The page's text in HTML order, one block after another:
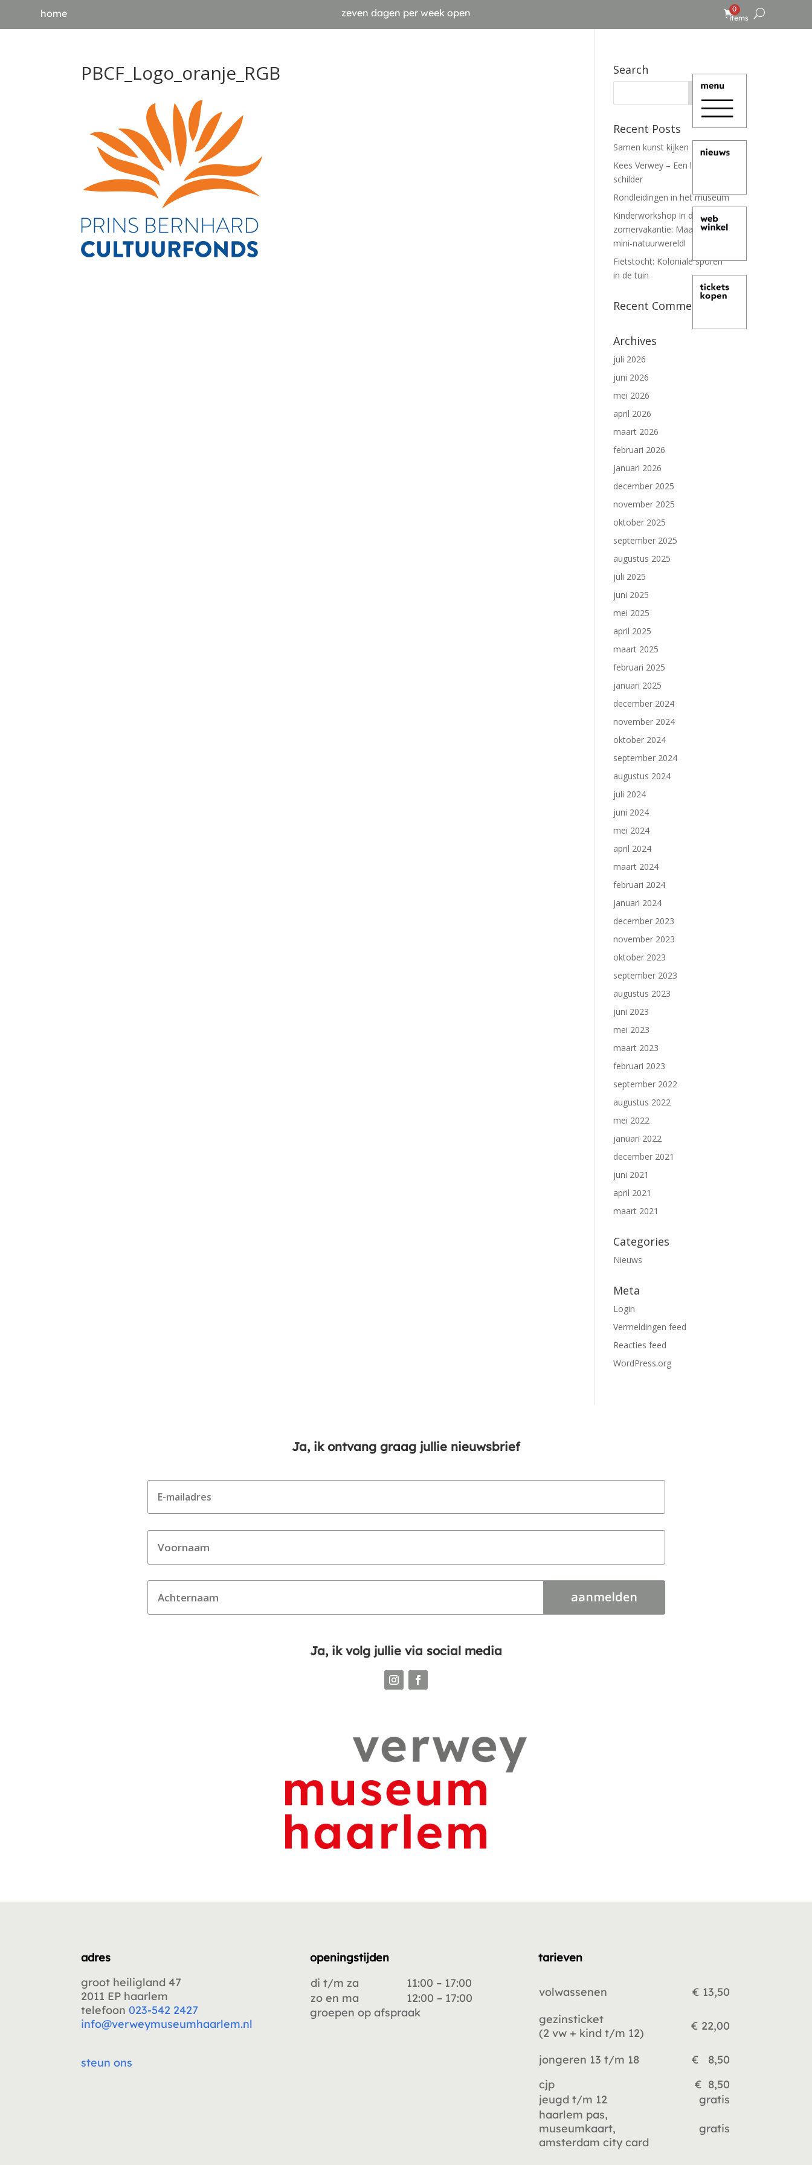
home zeven dagen per week open
0
items
PBCF_Logo_oranje_RGB Search
Recent Posts
Samen kunst kijken
Kees Verwey – Een leven lang
schilder
Rondleidingen in het museum
Kinderworkshop in de
zomervakantie: Maak je eigen
mini-natuurwereld!
Fietstocht: Koloniale sporen
in de tuin
Recent Comments
Archives
juli 2026
juni 2026
mei 2026
april 2026
maart 2026
februari 2026
januari 2026
december 2025
november 2025
oktober 2025
september 2025
augustus 2025
juli 2025
juni 2025
mei 2025
april 2025
maart 2025
februari 2025
januari 2025
december 2024
november 2024
oktober 2024
september 2024
augustus 2024
juli 2024
juni 2024
mei 2024
april 2024
maart 2024
februari 2024
januari 2024
december 2023
november 2023
oktober 2023
september 2023
augustus 2023
juni 2023
mei 2023
maart 2023
februari 2023
september 2022
augustus 2022
mei 2022
januari 2022
december 2021
juni 2021
april 2021
maart 2021
Categories
Nieuws
Meta
Login
Vermeldingen feed
Reacties feed
WordPress.org
Ja, ik ontvang graag jullie nieuwsbrief
aanmelden
Ja, ik volg jullie via social media
adres
groot heiligland 47
2011 EP haarlem
telefoon023-542 2427
info@verweymuseumhaarlem.nl
steun ons
openingstijden
di t/m za
11:00 – 17:00
zo en ma
12:00 – 17:00
groepen op afspraak
tarieven
volwassenen
€ 13,50
gezinsticket
(2 vw + kind t/m 12)
€ 22,00
jongeren 13 t/m 18
€ 8,50
cjp
€ 8,50
jeugd t/m 12
gratis
haarlem pas,
museumkaart,
amsterdam city card
gratis